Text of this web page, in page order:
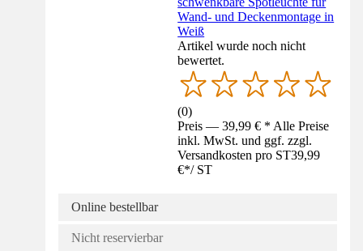
Wand- und Deckenmontage in
Weiß
Artikel wurde noch nicht
bewertet.
(0)
Preis — 39,99 € * Alle Preise
inkl. MwSt. und ggf. zzgl.
Versandkosten pro ST39,99
€*/ ST
Online bestellbar
Nicht reservierbar